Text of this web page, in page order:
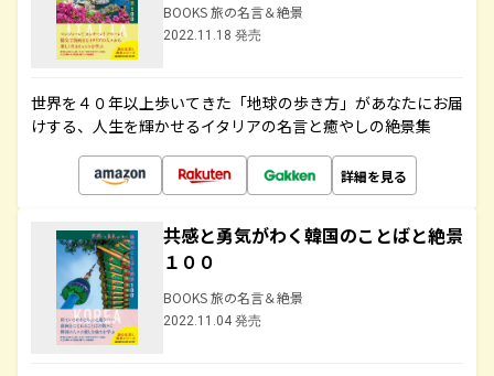
BOOKS 旅の名言＆絶景
2022.11.18 発売
世界を４０年以上歩いてきた「地球の歩き方」があなたにお届
けする、人生を輝かせるイタリアの名言と癒やしの絶景集
詳細を見る
共感と勇気がわく韓国のことばと絶景
１００
BOOKS 旅の名言＆絶景
2022.11.04 発売